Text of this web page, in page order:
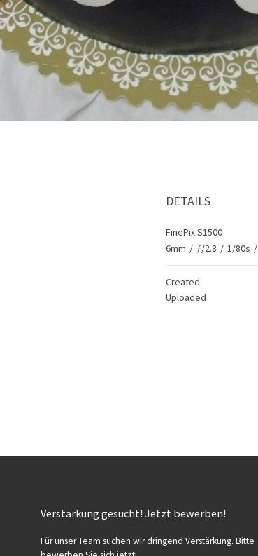
DETAILS
FinePix S1500
6mm / ƒ/2.8 / 1/80s /
Created
Uploaded
Verstärkung gesucht! Jetzt bewerben!
Für unser Team suchen wir dringend Verstärkung. Bitte